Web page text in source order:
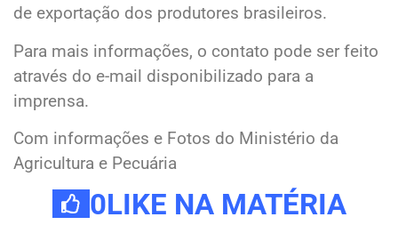
de exportação dos produtores brasileiros.
Para mais informações, o contato pode ser feito
através do e-mail disponibilizado para a
imprensa.
Com informações e Fotos do Ministério da
Agricultura e Pecuária
0LIKE NA MATÉRIA